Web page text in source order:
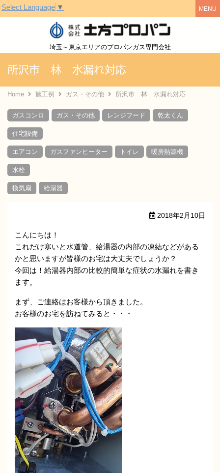
埼玉～東京エリアのプロパンガス専門会社
Select Language ▼
所沢市 林 水漏れ対応
Home 施工例 ガス・その他 所沢市 林 水漏れ対応
ガスコンロ ガス・その他 レンジフード 乾太くん
住宅設備
エアコン ガスファンヒーター トイレ 暖房熱源機
水栓
換気扇 給湯器
2018年2月10日
こんにちは！
これだけ寒いと水道管、給湯器の内部の凍結などがある
かと思いますが皆様のお宅は大丈夫でしょうか？
今回は！給湯器内部の比較的簡単な症状の水漏れを書き
ます。
まず、ご連絡はお客様から頂きました。
お客様のお宅を訪ねてみると・・・